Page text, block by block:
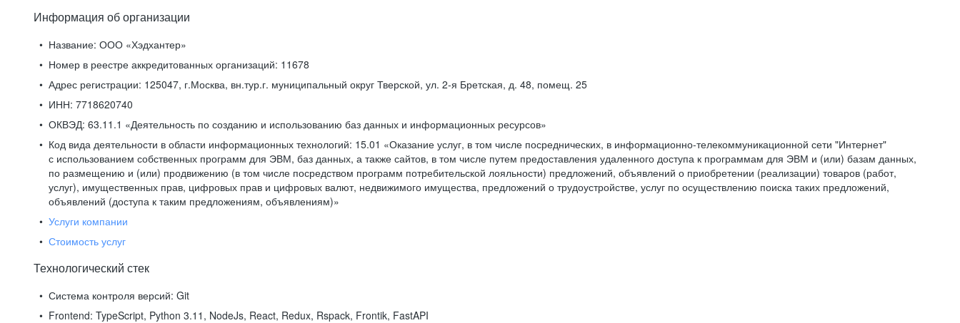
Информация об организации
Название: ООО «Хэдхантер»
Номер в реестре аккредитованных организаций: 11678
Адрес регистрации: 125047, г.Москва, вн.тур.г. муниципальный округ Тверской, ул. 2-я Бретская, д. 48, помещ. 25
ИНН: 7718620740
ОКВЭД: 63.11.1 «Деятельность по созданию и использованию баз данных и информационных ресурсов»
Код вида деятельности в области информационных технологий: 15.01 «Оказание услуг, в том числе посреднических, в информационно-телекоммуникационной сети "Интернет"
с использованием собственных программ для ЭВМ, баз данных, а также сайтов, в том числе путем предоставления удаленного доступа к программам для ЭВМ и (или) базам данных,
по размещению и (или) продвижению (в том числе посредством программ потребительской лояльности) предложений, объявлений о приобретении (реализации) товаров (работ,
услуг), имущественных прав, цифровых прав и цифровых валют, недвижимого имущества, предложений о трудоустройстве, услуг по осуществлению поиска таких предложений,
объявлений (доступа к таким предложениям, объявлениям)»
Услуги компании
Стоимость услуг
Технологический стек
Система контроля версий: Git
Frontend: TypeScript, Python 3.11, NodeJs, React, Redux, Rspack, Frontik, FastAPI